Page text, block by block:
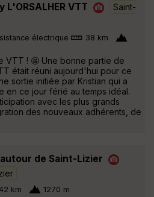
L'ORSALHER VTT
Saint-
électrique
38 km
VTT ! 🤩 Une bonne partie de
était réuni aujourd'hui pour ce
sortie initiée par Kristian qui a
en ce jour férié au temps idéal.
avec les plus grands
des nouveaux adhérents, de
de Saint-Lizier
km 1270 m